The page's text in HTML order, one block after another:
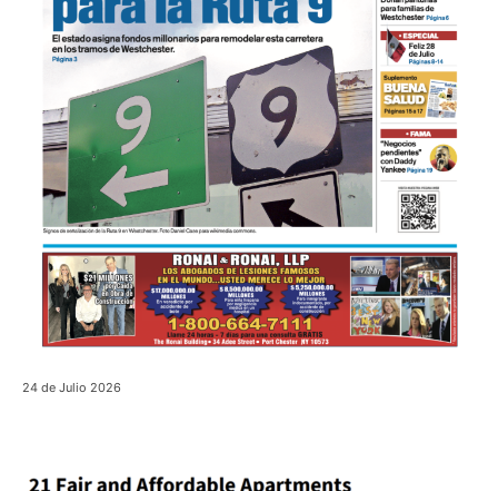
24 de Julio 2026